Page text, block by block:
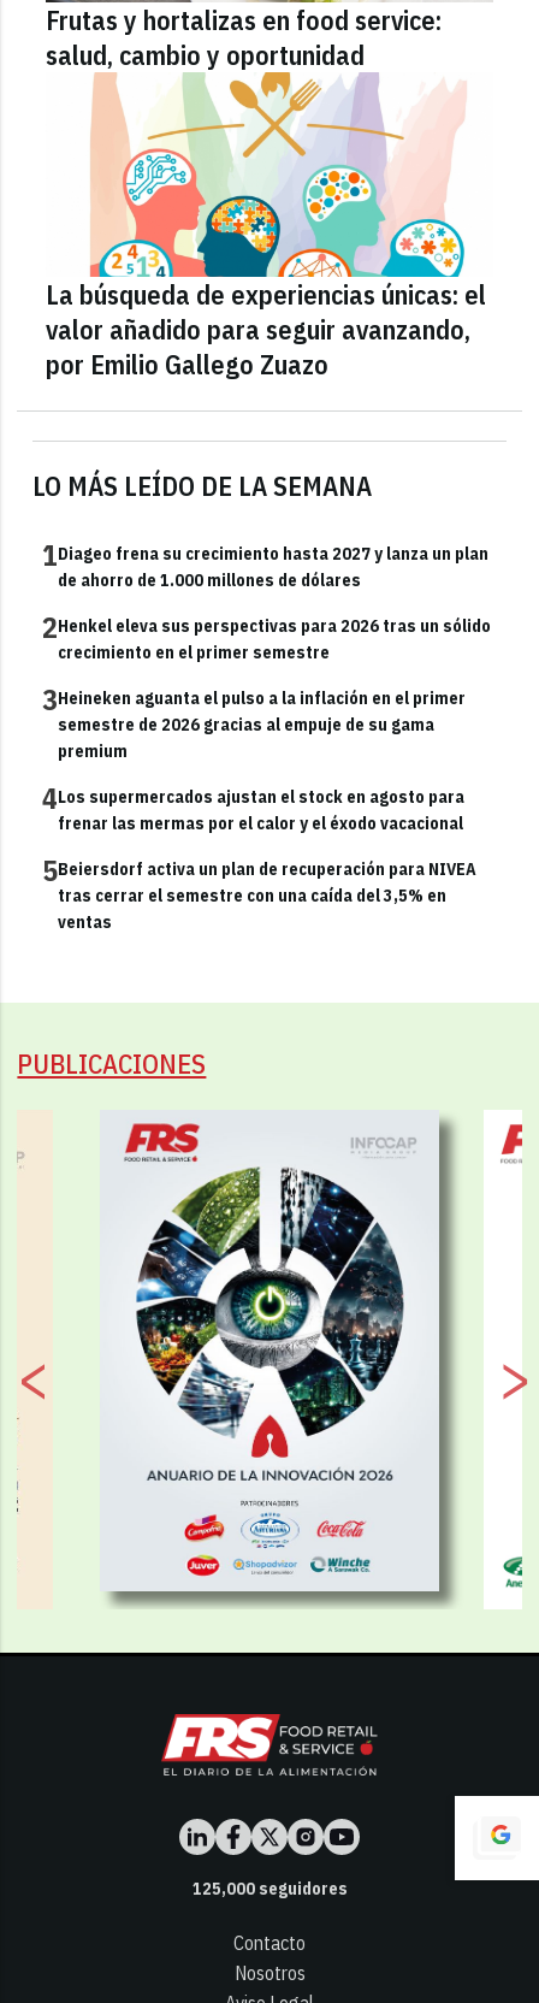
LO MÁS LEÍDO DE LA SEMANA
1Diageo frena su crecimiento hasta 2027 y lanza un plan
de ahorro de 1.000 millones de dólares
2Henkel eleva sus perspectivas para 2026 tras un sólido
crecimiento en el primer semestre
3Heineken aguanta el pulso a la inflación en el primer
semestre de 2026 gracias al empuje de su gama
premium
4Los supermercados ajustan el stock en agosto para
frenar las mermas por el calor y el éxodo vacacional
5Beiersdorf activa un plan de recuperación para NIVEA
tras cerrar el semestre con una caída del 3,5% en
ventas
Frutas y hortalizas en food service:
salud, cambio y oportunidad
La búsqueda de experiencias únicas: el
valor añadido para seguir avanzando,
por Emilio Gallego Zuazo
PUBLICACIONES
125,000seguidores
Contacto
Nosotros